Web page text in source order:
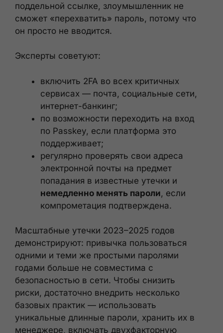
поддельной ссылке, злоумышленник не
сможет «перехватить» пароль, потому что
он просто не вводится.
Эксперты советуют:
включить 2FA во всех критичных
сервисах — почта, социальные сети,
интернет-банкинг;
по возможности переходить на вход
по Passkey, если платформа это
поддерживает;
регулярно проверять свои адреса
электронной почты на предмет
попадания в известные утечки и
немедленно менять пароли, если
компрометация подтверждена.
Масштабные утечки 2023–2025 годов
демонстрируют: привычка пользоваться
одними и теми же простыми паролями
годами больше не совместима с
безопасностью в сети. Чтобы снизить
риски, достаточно внедрить несколько
базовых практик — использовать
уникальные длинные пароли, хранить их в
менеджере, включать двухфакторную